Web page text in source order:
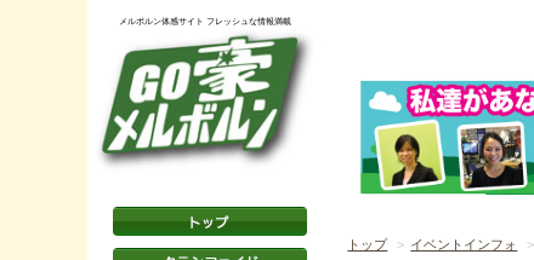
メルボルン体感サイト フレッシュな情報満載
トップ イベントインフォ